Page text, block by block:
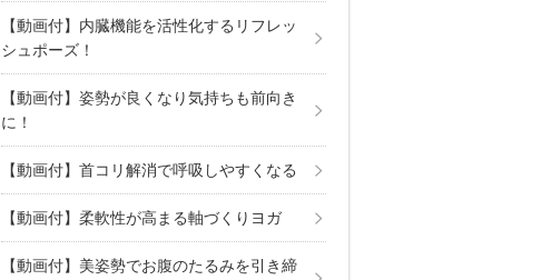
【動画付】内臓機能を活性化するリフレッ
シュポーズ！
【動画付】姿勢が良くなり気持ちも前向き
に！
【動画付】首コリ解消で呼吸しやすくなる
【動画付】柔軟性が高まる軸づくりヨガ
【動画付】美姿勢でお腹のたるみを引き締